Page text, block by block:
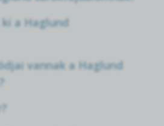
a Haglund
vannak a Haglund